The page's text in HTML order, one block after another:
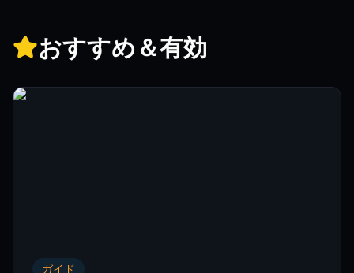
おすすめ＆有効
ガイド